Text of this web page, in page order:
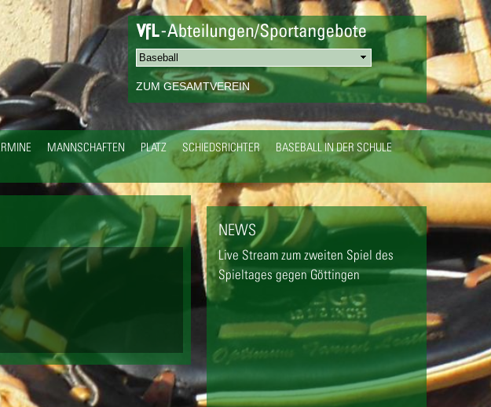
ZUM GESAMTVEREIN
MANNSCHAFTEN PLATZ SCHIEDSRICHTER
BASEBALL IN DER SCHULE
NEWS
Live Stream zum zweiten Spiel des
Spieltages gegen Göttingen